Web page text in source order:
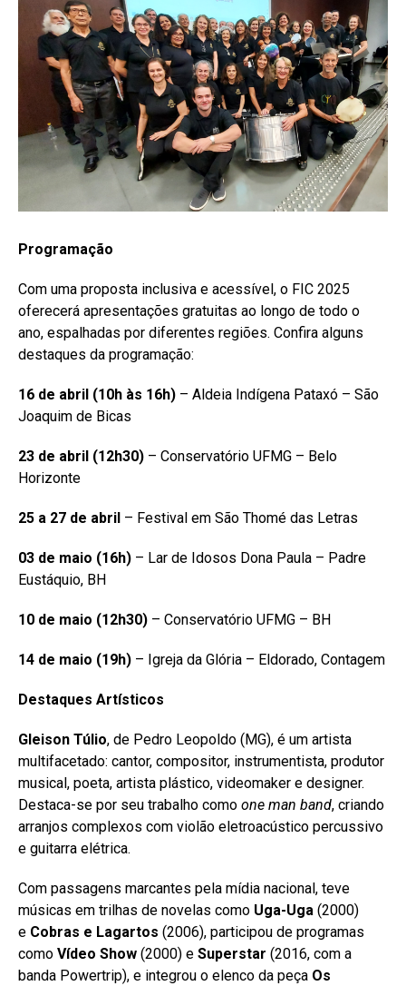
Programação
Com uma proposta inclusiva e acessível, o FIC 2025
oferecerá apresentações gratuitas ao longo de todo o
ano, espalhadas por diferentes regiões. Confira alguns
destaques da programação:
16 de abril (10h às 16h) – Aldeia Indígena Pataxó – São
Joaquim de Bicas
23 de abril (12h30) – Conservatório UFMG – Belo
Horizonte
25 a 27 de abril – Festival em São Thomé das Letras
03 de maio (16h) – Lar de Idosos Dona Paula – Padre
Eustáquio, BH
10 de maio (12h30) – Conservatório UFMG – BH
14 de maio (19h) – Igreja da Glória – Eldorado, Contagem
Destaques Artísticos
Gleison Túlio, de Pedro Leopoldo (MG), é um artista
multifacetado: cantor, compositor, instrumentista, produtor
musical, poeta, artista plástico, videomaker e designer.
Destaca-se por seu trabalho como one man band, criando
arranjos complexos com violão eletroacústico percussivo
e guitarra elétrica.
Com passagens marcantes pela mídia nacional, teve
músicas em trilhas de novelas como Uga-Uga (2000)
e Cobras e Lagartos (2006), participou de programas
como Vídeo Show (2000) e Superstar (2016, com a
banda Powertrip), e integrou o elenco da peça Os